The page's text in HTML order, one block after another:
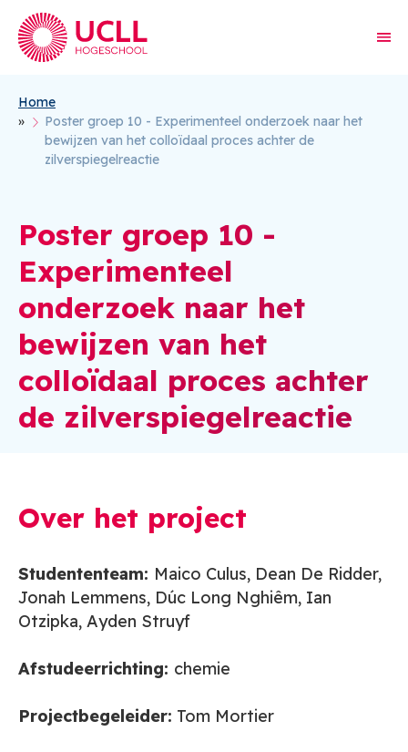
Kruimelpad
Home
Poster groep 10 - Experimenteel onderzoek naar het
bewijzen van het colloïdaal proces achter de
zilverspiegelreactie
Poster groep 10 -
Experimenteel
onderzoek naar het
bewijzen van het
colloïdaal proces achter
de zilverspiegelreactie
Over het project
Studententeam: Maico Culus, Dean De Ridder,
Jonah Lemmens, Dúc Long Nghiêm, Ian
Otzipka, Ayden Struyf
Afstudeerrichting: chemie
Projectbegeleider: Tom Mortier